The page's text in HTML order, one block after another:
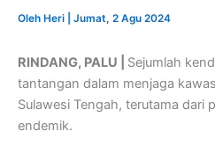
Oleh Heri Jumat, 2 Agu 2024
RINDANG, PALU | Sejumlah
tantangan dalam menjaga
Sulawesi Tengah, terutama dari
endemik.